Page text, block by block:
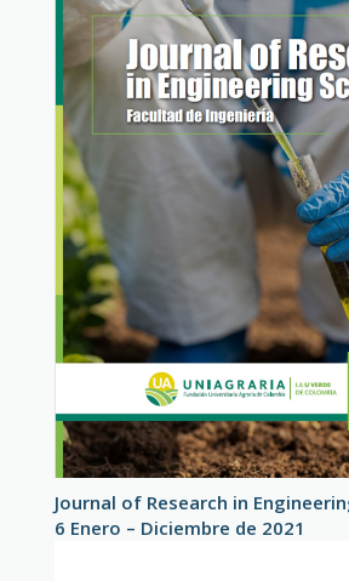
Journal of Research in
6 Enero – Diciembre de 2021